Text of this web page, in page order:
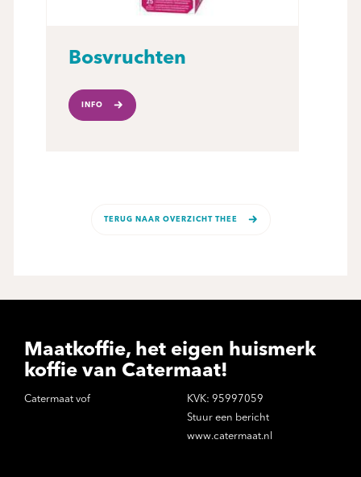
Bosvruchten
INFO
TERUG NAAR OVERZICHT THEE
Maatkoffie, het eigen huismerk
koffie van Catermaat!
Catermaat vof
KVK: 95997059
Stuur een bericht
www.catermaat.nl